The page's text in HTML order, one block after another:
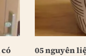
05 nguyên